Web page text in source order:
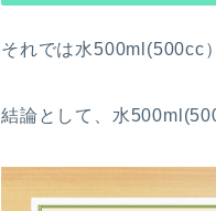
それでは水500ml(500cc
結論として、水